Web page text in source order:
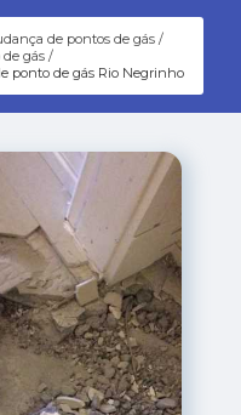
de pontos de gás
gás
ponto de gás Rio Negrinho